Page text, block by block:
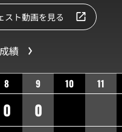
スト動画を見る
績
8 9 10 11
0
0